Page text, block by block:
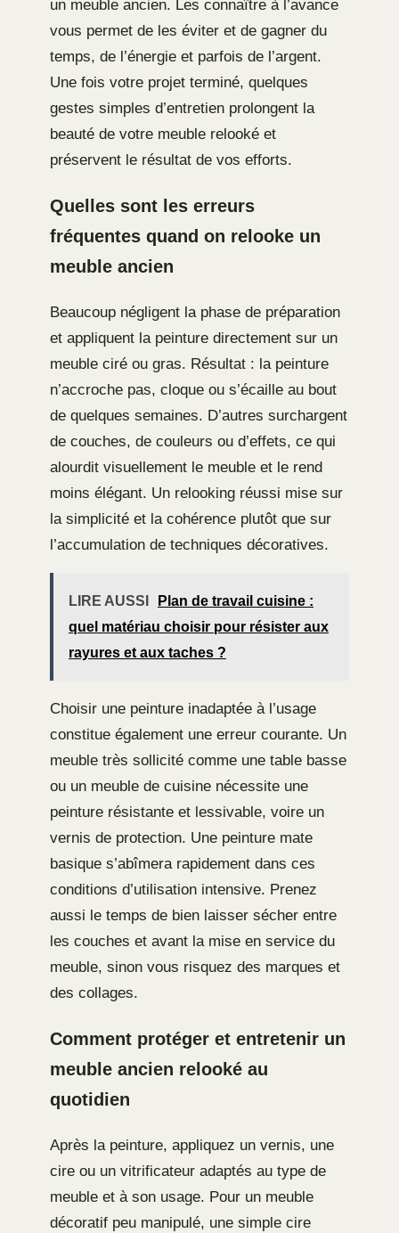
un meuble ancien. Les connaître à l’avance
vous permet de les éviter et de gagner du
temps, de l’énergie et parfois de l’argent.
Une fois votre projet terminé, quelques
gestes simples d’entretien prolongent la
beauté de votre meuble relooké et
préservent le résultat de vos efforts.
Quelles sont les erreurs
fréquentes quand on relooke un
meuble ancien
Beaucoup négligent la phase de préparation
et appliquent la peinture directement sur un
meuble ciré ou gras. Résultat : la peinture
n’accroche pas, cloque ou s’écaille au bout
de quelques semaines. D’autres surchargent
de couches, de couleurs ou d’effets, ce qui
alourdit visuellement le meuble et le rend
moins élégant. Un relooking réussi mise sur
la simplicité et la cohérence plutôt que sur
l’accumulation de techniques décoratives.
LIRE AUSSI
Plan de travail cuisine :
quel matériau choisir pour résister aux
rayures et aux taches ?
Choisir une peinture inadaptée à l’usage
constitue également une erreur courante. Un
meuble très sollicité comme une table basse
ou un meuble de cuisine nécessite une
peinture résistante et lessivable, voire un
vernis de protection. Une peinture mate
basique s’abîmera rapidement dans ces
conditions d’utilisation intensive. Prenez
aussi le temps de bien laisser sécher entre
les couches et avant la mise en service du
meuble, sinon vous risquez des marques et
des collages.
Comment protéger et entretenir un
meuble ancien relooké au
quotidien
Après la peinture, appliquez un vernis, une
cire ou un vitrificateur adaptés au type de
meuble et à son usage. Pour un meuble
décoratif peu manipulé, une simple cire